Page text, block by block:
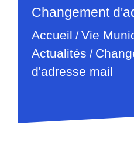
Changement
Accueil /Vie
Actualités /
d'adresse mail